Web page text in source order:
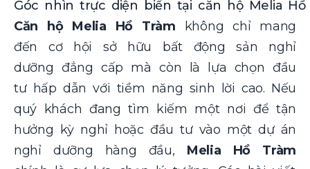
Góc nhìn trực diện biển tại căn hộ Melia
Căn hộ Melia Hồ Tràm không chỉ mang
đến cơ hội sở hữu bất động sản nghỉ
dưỡng đẳng cấp mà còn là lựa chọn đầu
tư hấp dẫn với tiềm năng sinh lời cao. Nếu
quý khách đang tìm kiếm một nơi để tận
hưởng kỳ nghỉ hoặc đầu tư vào một dự án
nghỉ dưỡng hàng đầu, Melia Hồ Tràm